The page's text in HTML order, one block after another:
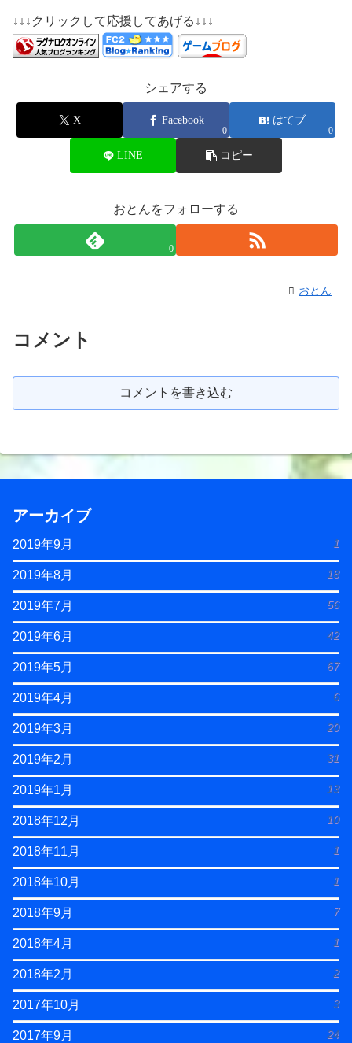
↓↓↓クリックして応援してあげる↓↓↓
シェアする
X Facebook
0
はてブ
0
LINE コピー
おとんをフォローする
0
おとん
コメント
コメントを書き込む
アーカイブ
2019年9月 1
2019年8月 18
2019年7月 56
2019年6月 42
2019年5月 67
2019年4月 6
2019年3月 20
2019年2月 31
2019年1月 13
2018年12月 10
2018年11月 1
2018年10月 1
2018年9月 7
2018年4月 1
2018年2月 2
2017年10月 3
2017年9月 24